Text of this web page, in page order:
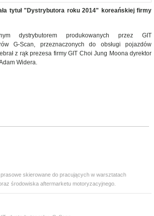
tytuł "Dystrybutora roku 2014" koreańskiej firmy
dystrybutorem produkowanych przez GIT
G-Scan, przeznaczonych do obsługi pojazdów
z rąk prezesa firmy GIT Choi Jung Moona dyrektor
Widera.
skierowane do pracujących w warsztatach
środowiska aftermarketu motoryzacyjnego.